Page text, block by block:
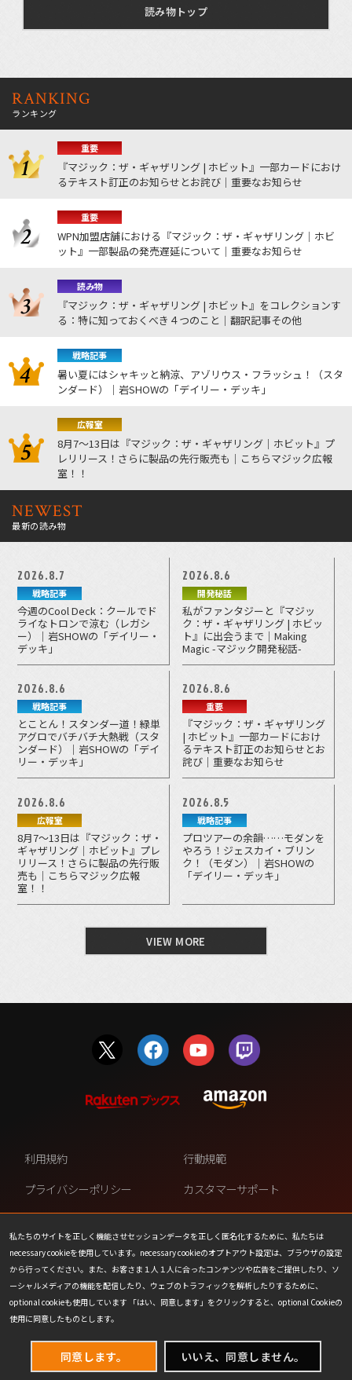
読み物トップ
RANKING
ランキング
重要
『マジック：ザ・ギャザリング | ホビット』一部カードにおけ
るテキスト訂正のお知らせとお詫び｜重要なお知らせ
重要
WPN加盟店舗における『マジック：ザ・ギャザリング｜ホビ
ット』一部製品の発売遅延について｜重要なお知らせ
読み物
『マジック：ザ・ギャザリング | ホビット』をコレクションす
る：特に知っておくべき４つのこと｜翻訳記事その他
戦略記事
暑い夏にはシャキッと納涼、アゾリウス・フラッシュ！（スタ
ンダード）｜岩SHOWの「デイリー・デッキ」
広報室
8月7～13日は『マジック：ザ・ギャザリング｜ホビット』プ
レリリース！さらに製品の先行販売も｜こちらマジック広報
室！！
NEWEST
最新の読み物
2026.8.7
戦略記事
今週のCool Deck：クールでド
ライなトロンで涼む（レガシ
ー）｜岩SHOWの「デイリー・
デッキ」
2026.8.6
開発秘話
私がファンタジーと『マジッ
ク：ザ・ギャザリング | ホビッ
ト』に出会うまで｜Making
Magic -マジック開発秘話-
2026.8.6
戦略記事
とことん！スタンダー道！緑単
アグロでバチバチ大熱戦（スタ
ンダード）｜岩SHOWの「デイ
リー・デッキ」
2026.8.6
重要
『マジック：ザ・ギャザリング
| ホビット』一部カードにおけ
るテキスト訂正のお知らせとお
詫び｜重要なお知らせ
2026.8.6
広報室
8月7～13日は『マジック：ザ・
ギャザリング｜ホビット』プレ
リリース！さらに製品の先行販
売も｜こちらマジック広報
室！！
2026.8.5
戦略記事
プロツアーの余韻……モダンを
やろう！ジェスカイ・ブリン
ク！（モダン）｜岩SHOWの
「デイリー・デッキ」
VIEW MORE
私たちのサイトを正しく機能させセッションデータを正しく匿名化するために、私たちは
necessary cookieを使用しています。necessary cookieのオプトアウト設定は、ブラウザの設定
から行ってください。また、お客さま１人１人に合ったコンテンツや広告をご提供したり、ソ
ーシャルメディアの機能を配信したり、ウェブのトラフィックを解析したりするために、
optional cookieも使用しています 「はい、同意します」をクリックすると、optional Cookieの
使用に同意したものとします。
同意します。 いいえ、同意しません。
利用規約
行動規範
プライバシーポリシー
カスタマーサポート
ファンコンテンツ・ポリシー
個人情報の販売や共有を許可し
ない
COOKIE
プレスリリース
会社情報
お問い合わせ